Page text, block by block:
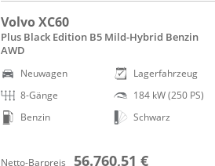
Volvo XC60
Plus Black Edition B5 Mild-Hybrid Benzin
AWD
Neuwagen
8-Gänge
Benzin
Lagerfahrzeug
184 kW (250 PS)
Schwarz
Netto-Barpreis 56.760,51 €